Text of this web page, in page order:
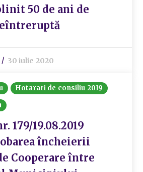
50 de ani de
30 iulie 2020
Hotarari de consiliu 2019
179/19.08.2019
încheierii
Cooperare între